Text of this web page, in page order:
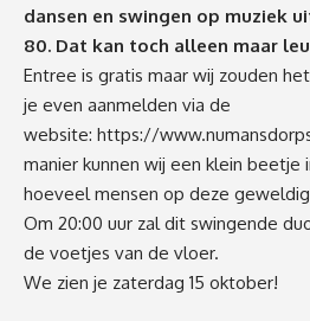
dansen en swingen op muziek
80. Dat kan toch alleen maar
Entree is gratis maar wij zouden
je even aanmelden via de
website: https://
manier kunnen wij een klein beetje
hoeveel mensen op deze
Om 20:00 uur zal dit swingende
de voetjes van de vloer.
We zien je zaterdag 15 oktober!